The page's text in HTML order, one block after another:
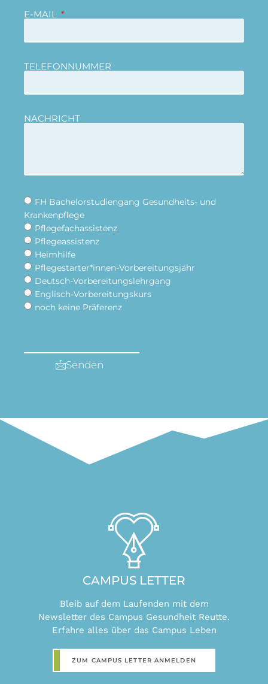
E-MAIL
TELEFONNUMMER
NACHRICHT
FH Bachelorstudiengang Gesundheits- und
Krankenpflege
Pflegefachassistenz
Pflegeassistenz
Heimhilfe
Pflegestarter*innen-Vorbereitungsjahr
Deutsch-Vorbereitungslehrgang
Englisch-Vorbereitungskurs
noch keine Präferenz
Senden
CAMPUS LETTER
Bleib auf dem Laufenden mit dem
Newsletter des Campus Gesundheit Reutte.
Erfahre alles über das Campus Leben
ZUM CAMPUS LETTER ANMELDEN